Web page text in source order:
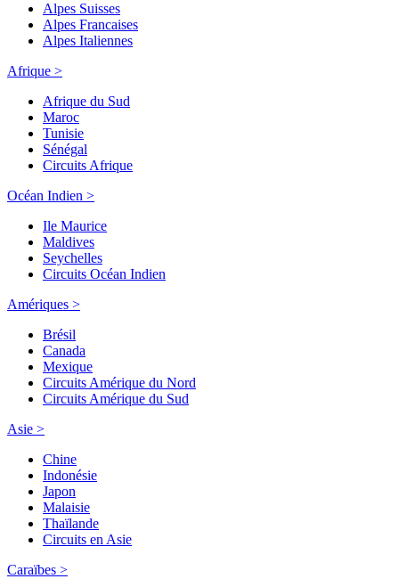
Alpes Suisses
Alpes Francaises
Alpes Italiennes
Afrique >
Afrique du Sud
Maroc
Tunisie
Sénégal
Circuits Afrique
Océan Indien >
Ile Maurice
Maldives
Seychelles
Circuits Océan Indien
Amériques >
Brésil
Canada
Mexique
Circuits Amérique du Nord
Circuits Amérique du Sud
Asie >
Chine
Indonésie
Japon
Malaisie
Thaïlande
Circuits en Asie
Caraïbes >